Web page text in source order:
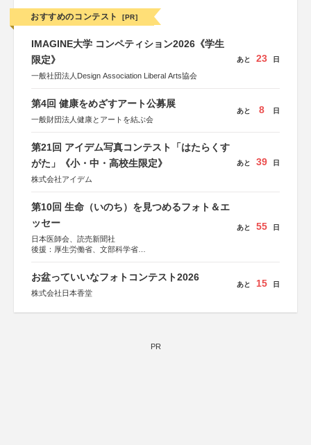
おすすめのコンテスト [PR]
IMAGINE大学 コンペティション2026《学生
限定》
一般社団法人Design Association Liberal Arts協会
あと 23 日
第4回 健康をめざすアート公募展
一般財団法人健康とアートを結ぶ会
あと 8 日
第21回 アイデム写真コンテスト「はたらくす
がた」《小・中・高校生限定》
株式会社アイデム
あと 39 日
第10回 生命（いのち）を見つめるフォト＆エ
ッセー
日本医師会、読売新聞社
後援：厚生労働省、文部科学省
あと 55 日
お盆っていいなフォトコンテスト2026
株式会社日本香堂
あと 15 日
PR